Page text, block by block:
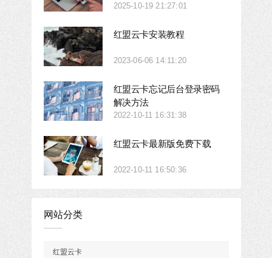
2025-10-19 21:27:01
红盟云卡安装教程
2023-06-06 14:11:20
红盟云卡忘记后台登录密码
解决方法
2022-10-11 16:31:38
红盟云卡最新版免费下载
2022-10-11 16:50:36
网站分类
红盟云卡